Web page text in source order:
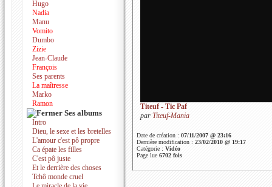
Hugo
Nadia
Manu
Vomito
Dumbo
Zizie
Jean-Claude
François
Ses parents
La maîtresse
Marko
Ramon
Ses albums
Intro
Dieu, le sexe et les bretelles
L'amour c'est pô propre
Ca épate les filles
C'est pô juste
Et le derrière des choses
Tchô monde cruel
Titeuf - Tic Paf
par Titeuf-Mania
Date de création : 07/11/2007 @ 23:16
Dernière modification : 23/02/2010 @ 19:17
Catégorie : Vidéo
Page lue 6702 fois